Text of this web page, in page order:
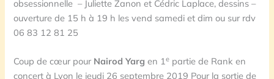
obsessionnelle – Juliette Zanon et Cédric Laplace, dessins –
ouverture de 15 h à 19 h les vend samedi et dim ou sur rdv
06 83 12 81 25
Coup de cœur pour Nairod Yarg en 1e partie de Rank en
concert à Lyon le jeudi 26 septembre 2019 Pour la sortie de